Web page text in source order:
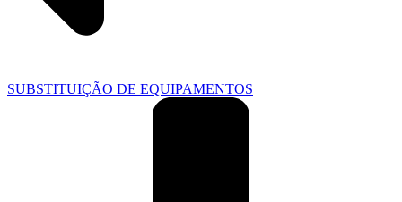
SUBSTITUIÇÃO DE EQUIPAMENTOS